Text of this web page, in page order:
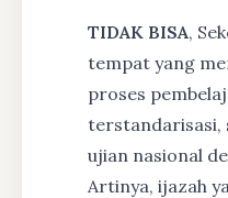
TIDAK BISA,
tempat yang
proses
terstandarisasi,
ujian nasional
Artinya, ijazah